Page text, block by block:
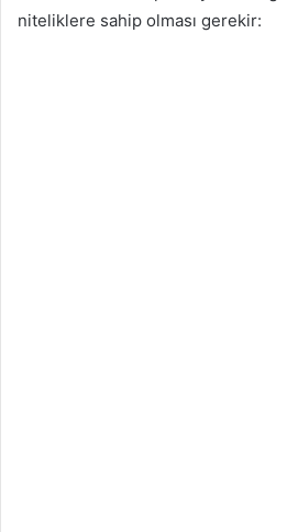
niteliklere sahip olması gerekir: